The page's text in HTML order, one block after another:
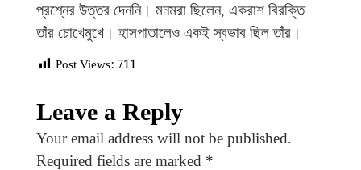
প্রশ্নের উত্তর দেননি। মনমরা ছিলেন, একরাশ বিরক্তি
তাঁর চোখেমুখে। হাসপাতালেও একই স্বভাব ছিল তাঁর।
Post Views: 711
Leave a Reply
Your email address will not be published.
Required fields are marked *